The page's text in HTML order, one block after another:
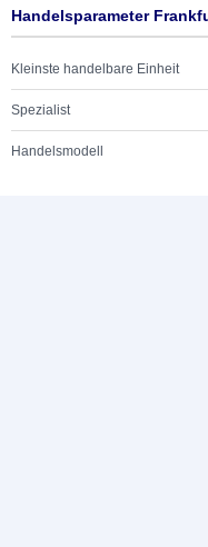
Handelsparameter
Kleinste handelbare Einheit
Spezialist
Handelsmodell